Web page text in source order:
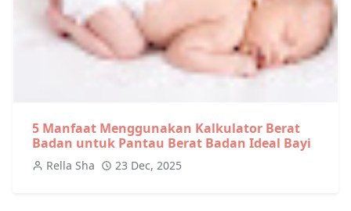
5 Manfaat Menggunakan Kalkulator Berat
Badan untuk Pantau Berat Badan Ideal Bayi
Rella Sha 23 Dec, 2025